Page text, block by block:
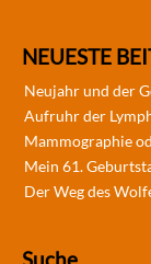
NEUESTE
Neujahr und der
Aufruhr der
Mammographie
Mein 61.
Der Weg des